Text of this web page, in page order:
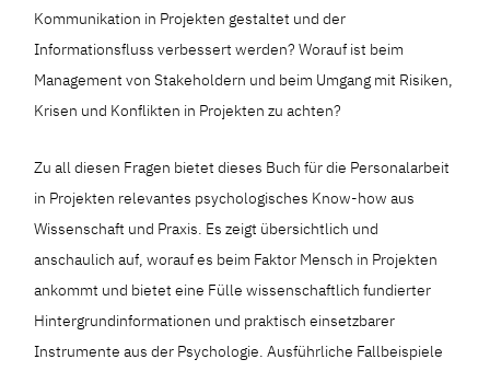
Kommunikation in Projekten gestaltet und der
Informationsfluss verbessert werden? Worauf ist beim
Management von Stakeholdern und beim Umgang mit Risiken,
Krisen und Konflikten in Projekten zu achten?
Zu all diesen Fragen bietet dieses Buch für die Personalarbeit
in Projekten relevantes psychologisches Know-how aus
Wissenschaft und Praxis. Es zeigt übersichtlich und
anschaulich auf, worauf es beim Faktor Mensch in Projekten
ankommt und bietet eine Fülle wissenschaftlich fundierter
Hintergrundinformationen und praktisch einsetzbarer
Instrumente aus der Psychologie. Ausführliche Fallbeispiele